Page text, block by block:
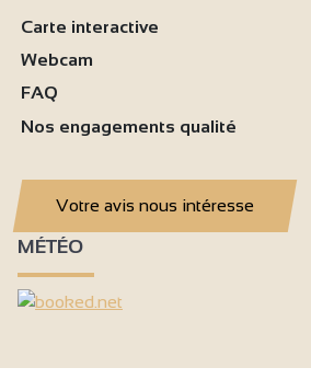
Carte interactive
Webcam
FAQ
Nos engagements qualité
Votre avis nous intéresse
MÉTÉO